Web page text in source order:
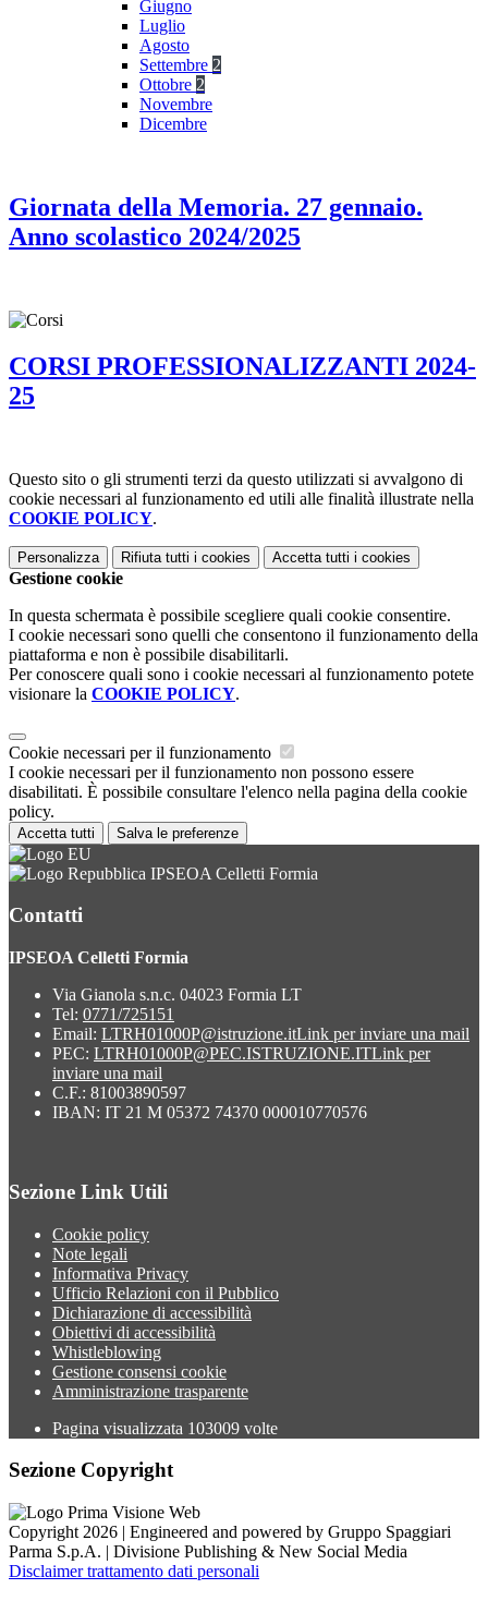
Giugno
Luglio
Agosto
Settembre 2
Ottobre 2
Novembre
Dicembre
Giornata della Memoria. 27 gennaio.
Anno scolastico 2024/2025
CORSI PROFESSIONALIZZANTI 2024-
25
Questo sito o gli strumenti terzi da questo utilizzati si avvalgono di
cookie necessari al funzionamento ed utili alle finalità illustrate nella
COOKIE POLICY.
Personalizza Rifiuta tutti i cookies Accetta tutti i cookies
Gestione cookie
In questa schermata è possibile scegliere quali cookie consentire.
I cookie necessari sono quelli che consentono il funzionamento della
piattaforma e non è possibile disabilitarli.
Per conoscere quali sono i cookie necessari al funzionamento potete
visionare la COOKIE POLICY.
Cookie necessari per il funzionamento
I cookie necessari per il funzionamento non possono essere
disabilitati. È possibile consultare l'elenco nella pagina della cookie
policy.
Accetta tutti Salva le preferenze
IPSEOA Celletti Formia
Contatti
IPSEOA Celletti Formia
Via Gianola s.n.c. 04023 Formia LT
Tel: 0771/725151
Email: LTRH01000P@istruzione.itLink per inviare una mail
PEC: LTRH01000P@PEC.ISTRUZIONE.ITLink per
inviare una mail
C.F.: 81003890597
IBAN: IT 21 M 05372 74370 000010770576
Sezione Link Utili
Cookie policy
Note legali
Informativa Privacy
Ufficio Relazioni con il Pubblico
Dichiarazione di accessibilità
Obiettivi di accessibilità
Whistleblowing
Gestione consensi cookie
Amministrazione trasparente
Pagina visualizzata 103009 volte
Sezione Copyright
Copyright 2026 | Engineered and powered by Gruppo Spaggiari
Parma S.p.A. | Divisione Publishing & New Social Media
Disclaimer trattamento dati personali